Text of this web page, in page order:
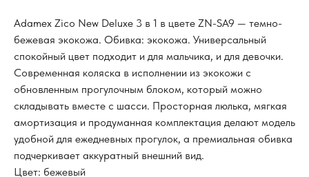
Adamex Zico New Deluxe 3 в 1 в цвете ZN-SA9 — темно-
бежевая экокожа. Обивка: экокожа. Универсальный
спокойный цвет подходит и для мальчика, и для девочки.
Современная коляска в исполнении из экокожи с
обновленным прогулочным блоком, который можно
складывать вместе с шасси. Просторная люлька, мягкая
амортизация и продуманная комплектация делают модель
удобной для ежедневных прогулок, а премиальная обивка
подчеркивает аккуратный внешний вид.
Цвет: бежевый